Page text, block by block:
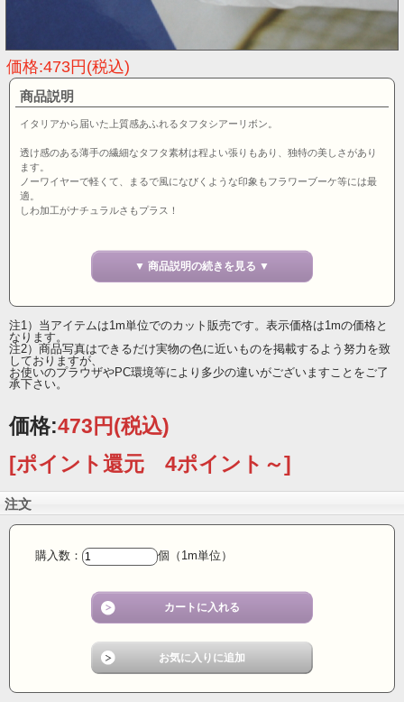
価格:473円(税込)
商品説明
イタリアから届いた上質感あふれるタフタシアーリボン。
透け感のある薄手の繊細なタフタ素材は程よい張りもあり、独特の美しさがあり
ます。
ノーワイヤーで軽くて、まるで風になびくような印象もフラワーブーケ等には最
適。
しわ加工がナチュラルさもプラス！
幅広いジャンルでイタリアンな雰囲気を。
45ミリ幅 イタリア製 ノーワイヤー
▼ 商品説明の続きを見る ▼
注1）当アイテムは1m単位でのカット販売です。表示価格は1mの価格と
なります。
注2）商品写真はできるだけ実物の色に近いものを掲載するよう努力を致
しておりますが、
お使いのプラウザやPC環境等により多少の違いがございますことをご了
承下さい。
価格:473円(税込)
[ポイント還元 4ポイント～]
注文
購入数： 個（1m単位）